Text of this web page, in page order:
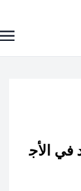
الأج